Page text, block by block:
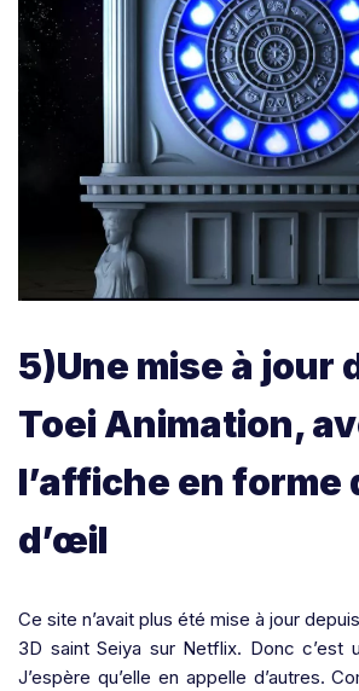
5)Une mise à jour
Toei Animation,
l’affiche en forme
d’œil
Ce site n’avait plus été mise à jour
3D saint Seiya sur Netflix. Donc c’est
J’espère qu’elle en appelle d’autres.